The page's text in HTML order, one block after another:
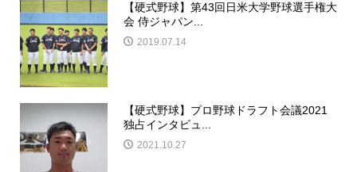
【硬式野球】第43回日米大学野球選手権大
会 侍ジャパン...
2019.07.14
【硬式野球】プロ野球ドラフト会議2021
独占インタビュ...
2021.10.27